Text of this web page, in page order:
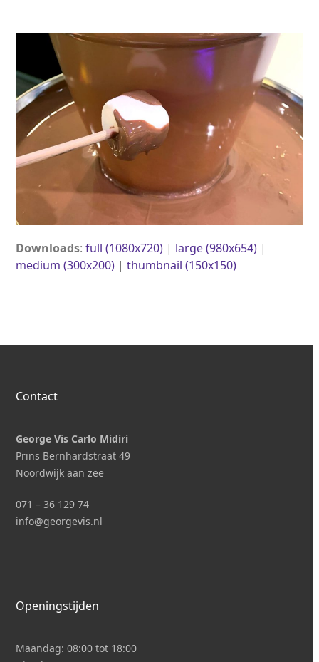
mobile
menu
mobile
menu
Downloads:full (1080x720) | large (980x654) |
medium (300x200) |thumbnail (150x150)
Contact
George Vis Carlo Midiri
Prins Bernhardstraat 49
Noordwijk aan zee
071 – 36 129 74
info@georgevis.nl
Openingstijden
Maandag:08:00 tot 18:00